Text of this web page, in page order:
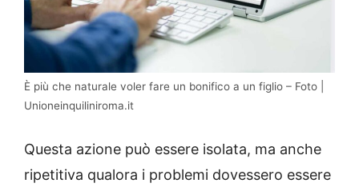
È più che naturale voler fare un bonifico a un figlio – Foto |
Unioneinquiliniroma.it
Questa azione può essere isolata, ma anche
ripetitiva qualora i problemi dovessero essere